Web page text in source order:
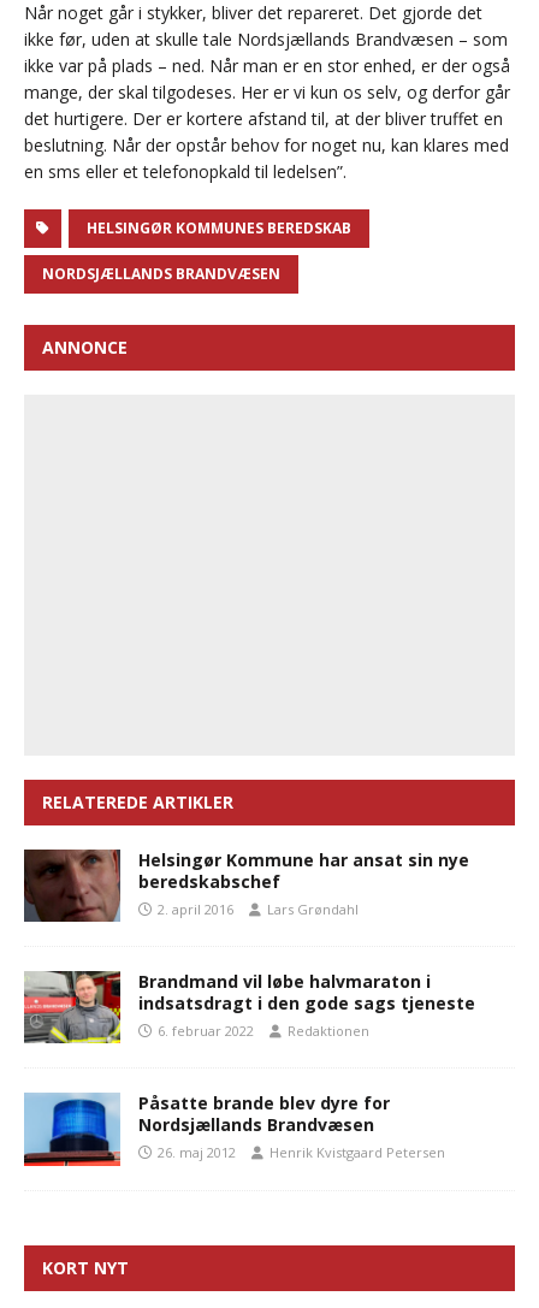
Når noget går i stykker, bliver det repareret. Det gjorde det
ikke før, uden at skulle tale Nordsjællands Brandvæsen – som
ikke var på plads – ned. Når man er en stor enhed, er der også
mange, der skal tilgodeses. Her er vi kun os selv, og derfor går
det hurtigere. Der er kortere afstand til, at der bliver truffet en
beslutning. Når der opstår behov for noget nu, kan klares med
en sms eller et telefonopkald til ledelsen”.
HELSINGØR KOMMUNES BEREDSKAB
NORDSJÆLLANDS BRANDVÆSEN
ANNONCE
RELATEREDE ARTIKLER
Helsingør Kommune har ansat sin nye
beredskabschef
2. april 2016 Lars Grøndahl
Brandmand vil løbe halvmaraton i
indsatsdragt i den gode sags tjeneste
6. februar 2022 Redaktionen
Påsatte brande blev dyre for
Nordsjællands Brandvæsen
26. maj 2012 Henrik Kvistgaard Petersen
KORT NYT